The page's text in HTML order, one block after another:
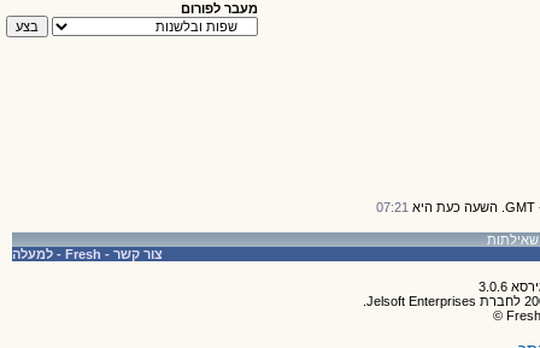
מעבר לפורום
07:21
צור קשר -
Fresh
- למעלה